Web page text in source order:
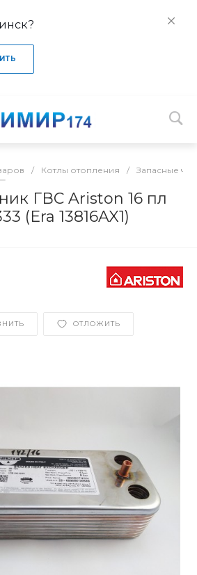
/ Котлы отопления / Запасные
ГВС Ariston 16 пл
(Era 13816AX1)
ОТЛОЖИТЬ